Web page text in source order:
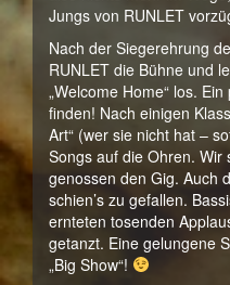
Jungs von RUNLET
Nach der Siegerehrung
RUNLET die Bühne und
„Welcome Home“ los.
finden! Nach einigen
Art“ (wer sie nicht hat –
Songs auf die Ohren.
genossen den Gig. Auch
schien’s zu gefallen.
ernteten tosenden
getanzt. Eine gelungene
„Big Show“!